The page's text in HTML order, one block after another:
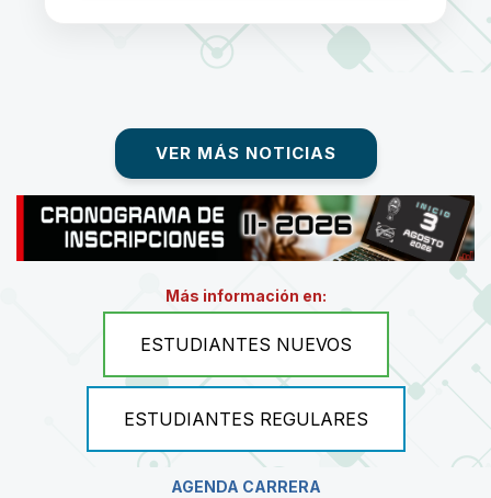
VER MÁS NOTICIAS
Más información en:
ESTUDIANTES NUEVOS
ESTUDIANTES REGULARES
AGENDA CARRERA